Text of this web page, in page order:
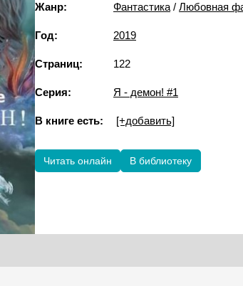
Жанр: Фантастика / Любовная
Год: 2019
Страниц: 122
Серия: Я - демон! #1
В книге есть: [+добавить]
Читать онлайн В библиотеку